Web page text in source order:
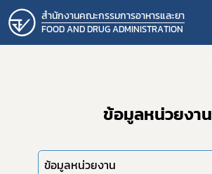
สำนักงานคณะกรรมการอาหารและยา
FOOD AND DRUG ADMINISTRATION
ข้อมูลหน่วยงาน
ข้อมูลหน่วยงาน